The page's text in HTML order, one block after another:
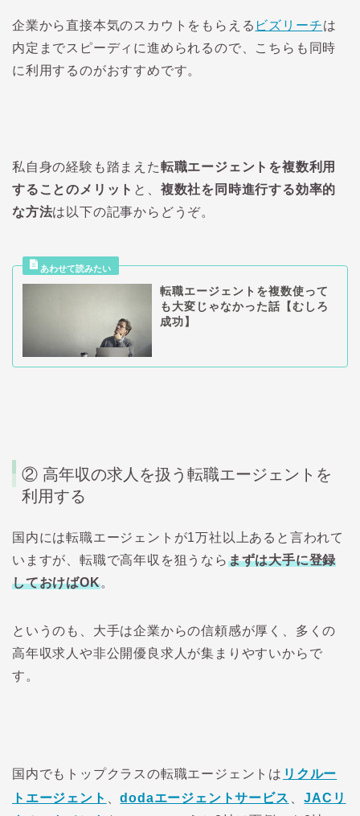
企業から直接本気のスカウトをもらえる ビズリーチは
内定までスピーディに進められるので、こちらも同時
に利用するのがおすすめです。
私自身の経験も踏まえた転職エージェントを複数利用
することのメリット と、 複数社を同時進行する効率的
な方法は以下の記事からどうぞ。
転職エージェントを複数使って
も大変じゃなかった話【むしろ
成功】
② 高年収の求人を扱う転職エージェントを
利用する
国内には転職エージェントが1万社以上あると言われて
いますが、転職で高年収を狙うならまずは大手に登録
しておけばOK。
というのも、大手は企業からの信頼感が厚く、多くの
高年収求人や非公開優良求人が集まりやすいからで
す。
国内でもトップクラスの転職エージェントは リクルー
トエージェント
、dodaエージェントサービス
JACリ